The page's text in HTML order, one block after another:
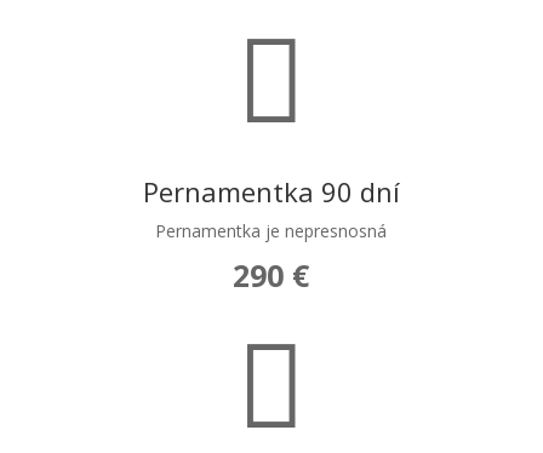

Pernamentka 90 dní
Pernamentka je nepresnosná
290 €
